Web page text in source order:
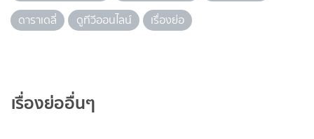
ดาราเดลี่
ดูทีวีออนไลน์ เรื่องย่อ
เรื่องย่ออื่นๆ